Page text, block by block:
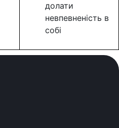
долати
невпевненість в
собі